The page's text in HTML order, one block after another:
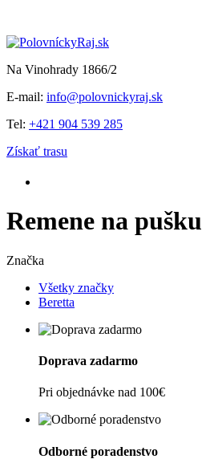
Na Vinohrady 1866/2
E-mail: info@polovnickyraj.sk
Tel: +421 904 539 285
Získať trasu
Remene na pušku
Značka
Všetky značky
Beretta
Doprava zadarmo
Pri objednávke nad 100€
Odborné poradenstvo